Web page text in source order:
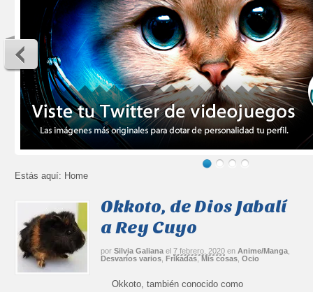
Estás aquí: Home
Okkoto, de Dios Jabalí
a Rey Cuyo
por Silvia Galiana el 7 febrero, 2020 en Anime/Manga
Desvaríos varios ,Frikadas, Mis cosas ,Ocio
Okkoto, también conocido como